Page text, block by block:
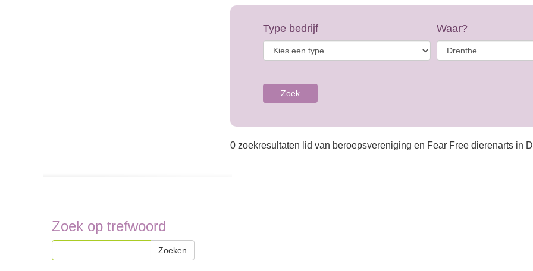
Type bedrijf Waar?
Zoek
0 zoekresultaten lid van beroepsvereniging en Fear Free dierenarts in
Zoek op trefwoord
Zoeken